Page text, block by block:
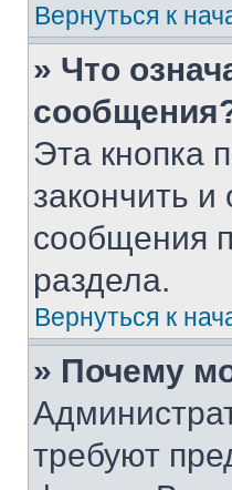
Вернуться к
» Что
Эта кнопка
закончить и
сообщения
раздела.
Вернуться к
» Почему
требуют